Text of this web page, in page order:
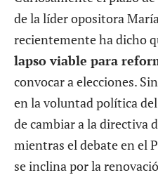
de la líder opositora
recientemente ha dicho
lapso viable para
convocar a elecciones.
en la voluntad política
de cambiar a la directiva
mientras el debate en el
se inclina por la